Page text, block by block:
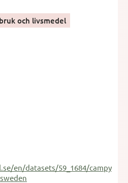
och livsmedel
en/datasets/59_1684/campy